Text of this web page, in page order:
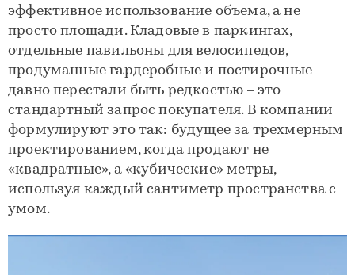
эффективное использование объема, а не
просто площади. Кладовые в паркингах,
отдельные павильоны для велосипедов,
продуманные гардеробные и постирочные
давно перестали быть редкостью – это
стандартный запрос покупателя. В компании
формулируют это так: будущее за трехмерным
проектированием, когда продают не
«квадратные», а «кубические» метры,
используя каждый сантиметр пространства с
умом.